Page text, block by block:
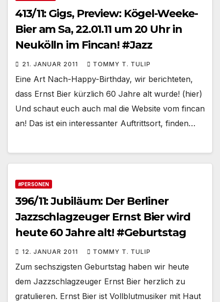
413/11: Gigs, Preview: Kögel-Weeke-
Bier am Sa, 22.01.11 um 20 Uhr in
Neukölln im Fincan! #Jazz
21. JANUAR 2011 TOMMY T. TULIP
Eine Art Nach-Happy-Birthday, wir berichteten,
dass Ernst Bier kürzlich 60 Jahre alt wurde! (hier)
Und schaut euch auch mal die Website vom fincan
an! Das ist ein interessanter Auftrittsort, finden…
#PERSONEN
396/11: Jubiläum: Der Berliner
Jazzschlagzeuger Ernst Bier wird
heute 60 Jahre alt! #Geburtstag
12. JANUAR 2011 TOMMY T. TULIP
Zum sechszigsten Geburtstag haben wir heute
dem Jazzschlagzeuger Ernst Bier herzlich zu
gratulieren. Ernst Bier ist Vollblutmusiker mit Haut